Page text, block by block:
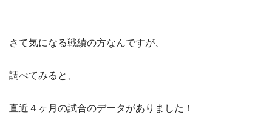
さて気になる戦績の方なんですが、
調べてみると、
直近４ヶ月の試合のデータがありました！